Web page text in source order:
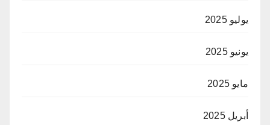
يوليو 2025
يونيو 2025
مايو 2025
أبريل 2025